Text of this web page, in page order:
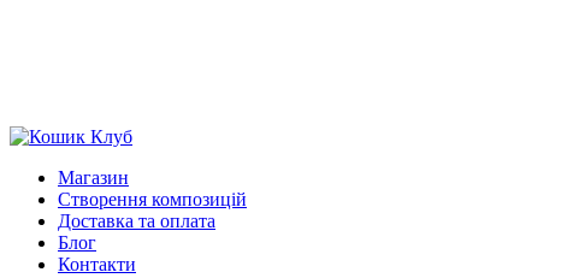
Магазин
Створення композицій
Доставка та оплата
Блог
Контакти